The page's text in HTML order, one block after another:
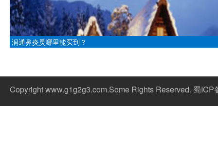
润通鼻炎灵哪里能买到？
Copyright www.g1g2g3.com.Some Rights Reserved. 蜀ICP